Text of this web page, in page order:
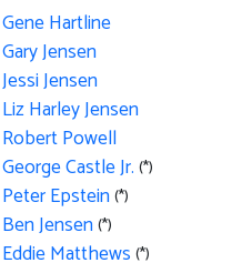
Gene Hartline
Gary Jensen
Jessi Jensen
Liz Harley Jensen
Robert Powell
George Castle Jr. (*)
Peter Epstein(*)
Ben Jensen(*)
Eddie Matthews (*)